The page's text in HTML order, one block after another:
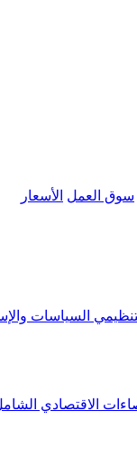
سوق العمل الأسعار
السياسات
الاقتصادي